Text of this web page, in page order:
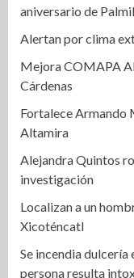
aniversario de
Alertan por clima
Mejora COMAPA
Cárdenas
Fortalece Armando
Altamira
Alejandra Quintos
investigación
Localizan a un
Xicoténcatl
Se incendia dulcería
persona resulta